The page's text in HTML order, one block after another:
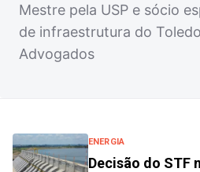
Mestre pela USP e sócio
de infraestrutura do
Advogados
ENERGIA
Decisão do STF